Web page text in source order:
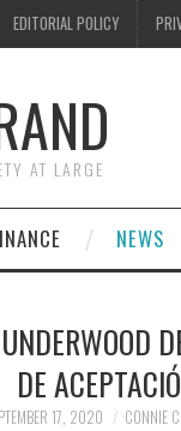
EDITORIAL POLICY
AT LARGE
NEWS
DE
17, 2020 CONNIE